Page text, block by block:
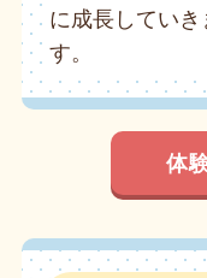
に成長してい
す。
体